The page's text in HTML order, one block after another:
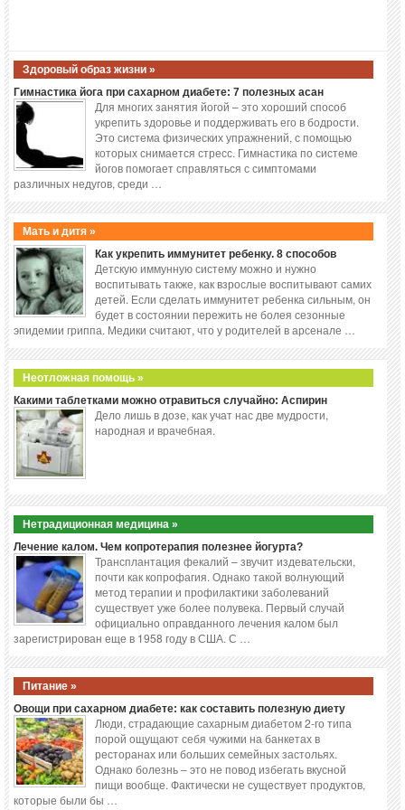
Здоровый образ жизни »
Гимнастика йога при сахарном диабете: 7 полезных асан
Для многих занятия йогой – это хороший способ
укрепить здоровье и поддерживать его в бодрости.
Это система физических упражнений, с помощью
которых снимается стресс. Гимнастика по системе
йогов помогает справляться с симптомами
различных недугов, среди …
Мать и дитя »
Как укрепить иммунитет ребенку. 8 способов
Детскую иммунную систему можно и нужно
воспитывать также, как взрослые воспитывают самих
детей. Если сделать иммунитет ребенка сильным, он
будет в состоянии пережить не болея сезонные
эпидемии гриппа. Медики считают, что у родителей в арсенале …
Неотложная помощь »
Какими таблетками можно отравиться случайно: Аспирин
Дело лишь в дозе, как учат нас две мудрости,
народная и врачебная.
Нетрадиционная медицина »
Лечение калом. Чем копротерапия полезнее йогурта?
Трансплантация фекалий – звучит издевательски,
почти как копрофагия. Однако такой волнующий
метод терапии и профилактики заболеваний
существует уже более полувека. Первый случай
официально оправданного лечения калом был
зарегистрирован еще в 1958 году в США. С …
Питание »
Овощи при сахарном диабете: как составить полезную диету
Люди, страдающие сахарным диабетом 2-го типа
порой ощущают себя чужими на банкетах в
ресторанах или больших семейных застольях.
Однако болезнь – это не повод избегать вкусной
пищи вообще. Фактически не существует продуктов,
которые были бы …